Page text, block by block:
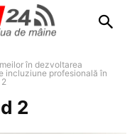
în dezvoltarea
incluziune profesională în
2